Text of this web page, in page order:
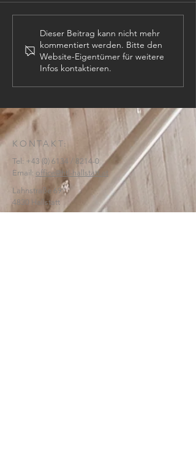
PROJEKTLEITER (m,w,d)
Dieser Beitrag kann nicht mehr
kommentiert werden. Bitte den
Website-Eigentümer für weitere
Infos kontaktieren.
KONTAKT:
Tel: +43 (0) 6134 / 8214-0
Email: office@htl-hallstatt.at
Lahnstraße 69
4830 Hallstatt